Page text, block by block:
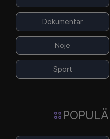
Dokumentär
Nöje
Sport